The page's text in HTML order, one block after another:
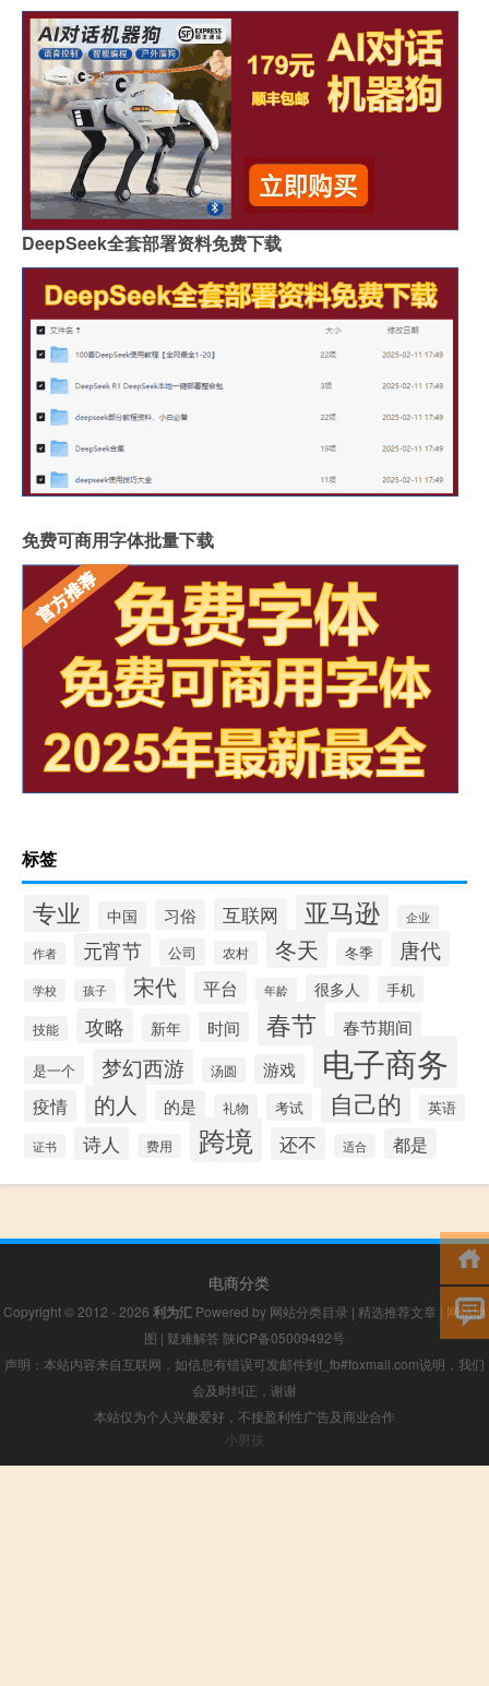
DeepSeek全套部署资料免费下载
免费可商用字体批量下载
标签
专业 中国 习俗 互联网 亚马逊 企业
作者 元宵节 公司 农村 冬天 冬季 唐代
学校 孩子 宋代 平台 年龄 很多人 手机
技能 攻略 新年 时间 春节 春节期间
是一个 梦幻西游 汤圆 游戏 电子商务
疫情 的人 的是 礼物 考试 自己的 英语
证书 诗人 费用 跨境 还不 适合 都是
电商分类
Copyright © 2012 - 2026 利为汇 Powered by 网站分类目录 | 精选推荐文章 | 网站地
图 | 疑难解答 陕ICP备05009492号
声明：本站内容来自互联网，如信息有错误可发邮件到f_fb#foxmail.com说明，我们
会及时纠正，谢谢
本站仅为个人兴趣爱好，不接盈利性广告及商业合作
小男孩